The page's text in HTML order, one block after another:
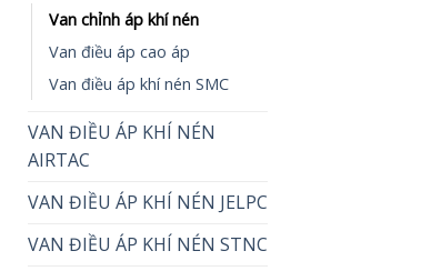
Van chỉnh áp khí nén
Van điều áp cao áp
Van điều áp khí nén SMC
VAN ĐIỀU ÁP KHÍ NÉN
AIRTAC
VAN ĐIỀU ÁP KHÍ NÉN JELPC
VAN ĐIỀU ÁP KHÍ NÉN STNC